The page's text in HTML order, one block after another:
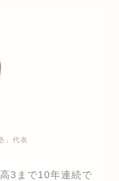
」代表
3まで10年連続で